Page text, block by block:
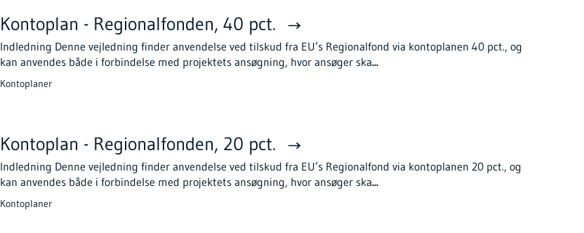
Kontoplan - Regionalfonden, 40 pct.
Indledning Denne vejledning finder anvendelse ved tilskud fra EU’s Regionalfond via kontoplanen 40 pct., og
kan anvendes både i forbindelse med projektets ansøgning, hvor ansøger ska...
Kontoplaner
Kontoplan - Regionalfonden, 20 pct.
Indledning Denne vejledning finder anvendelse ved tilskud fra EU’s Regionalfond via kontoplanen 20 pct., og
kan anvendes både i forbindelse med projektets ansøgning, hvor ansøger ska...
Kontoplaner